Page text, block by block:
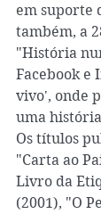
em suporte
também, a
"História
Facebook e
vivo', onde
uma
Os títulos
"Carta ao
Livro da
(2001), "O